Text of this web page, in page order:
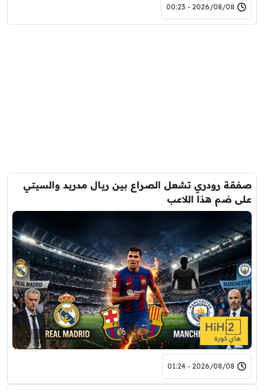
2026/08/08 - 00:23
صفقة رودري تشعل الصراع بين ريال مدريد والسيتي
على ضم هذا اللاعب
2026/08/08 - 01:24